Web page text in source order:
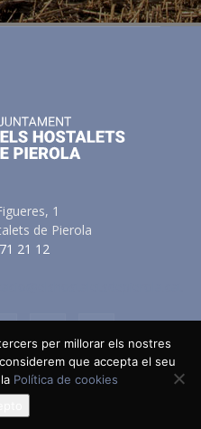
1
de Pierola
21 12
Política de Cookies
Xarxes Socials
per millorar els nostres
que accepta el seu
Política de cookies